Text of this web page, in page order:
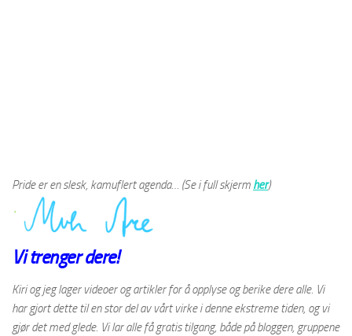
Pride er en slesk, kamuflert agenda… (Se i full skjerm her)
Vi trenger dere!
Kiri og jeg lager videoer og artikler for å opplyse og berike dere alle. Vi
har gjort dette til en stor del av vårt virke i denne ekstreme tiden, og vi
gjør det med glede. Vi lar alle få gratis tilgang, både på bloggen, gruppene